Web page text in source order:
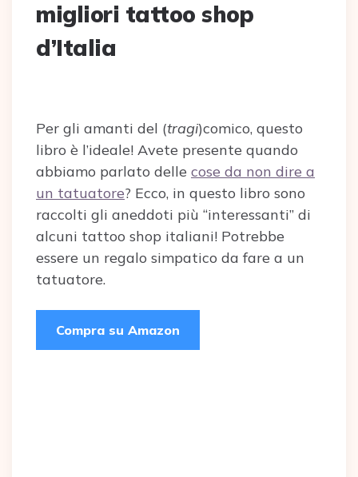
migliori tattoo shop
d’Italia
Per gli amanti del (tragi)comico, questo
libro è l’ideale! Avete presente quando
abbiamo parlato delle cose da non dire a
un tatuatore? Ecco, in questo libro sono
raccolti gli aneddoti più “interessanti” di
alcuni tattoo shop italiani! Potrebbe
essere un regalo simpatico da fare a un
tatuatore.
Compra su Amazon